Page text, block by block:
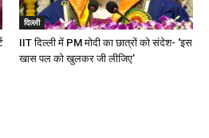
दिल्ली
IIT दिल्ली में PM मोदी का छात्रों को संदेश- ‘इस
खास पल को खुलकर जी लीजिए’